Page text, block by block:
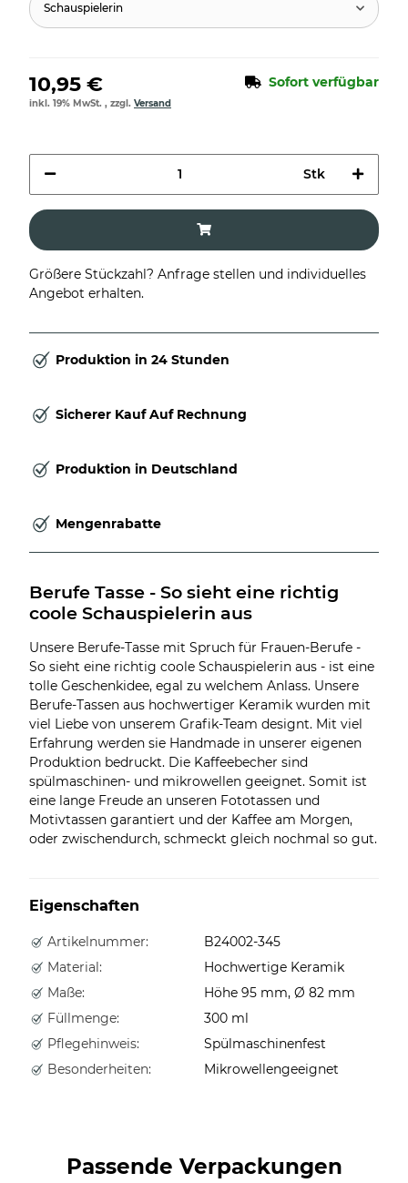
Schauspielerin
10,95 € Sofort verfügbar
inkl. 19% MwSt. , zzgl. Versand
Stk
Größere Stückzahl? Anfrage stellen und individuelles
Angebot erhalten.
Produktion in 24 Stunden
Sicherer Kauf Auf Rechnung
Produktion in Deutschland
Mengenrabatte
Berufe Tasse - So sieht eine richtig
coole Schauspielerin aus
Unsere Berufe-Tasse mit Spruch für Frauen-Berufe -
So sieht eine richtig coole Schauspielerin aus - ist eine
tolle Geschenkidee, egal zu welchem Anlass. Unsere
Berufe-Tassen aus hochwertiger Keramik wurden mit
viel Liebe von unserem Grafik-Team designt. Mit viel
Erfahrung werden sie Handmade in unserer eigenen
Produktion bedruckt. Die Kaffeebecher sind
spülmaschinen- und mikrowellen geeignet. Somit ist
eine lange Freude an unseren Fototassen und
Motivtassen garantiert und der Kaffee am Morgen,
oder zwischendurch, schmeckt gleich nochmal so gut.
Eigenschaften
Artikelnummer:
B24002-345
Material:
Hochwertige Keramik
Maße:
Höhe 95 mm, Ø 82 mm
Füllmenge:
300 ml
Pflegehinweis:
Spülmaschinenfest
Besonderheiten:
Mikrowellengeeignet
Passende Verpackungen